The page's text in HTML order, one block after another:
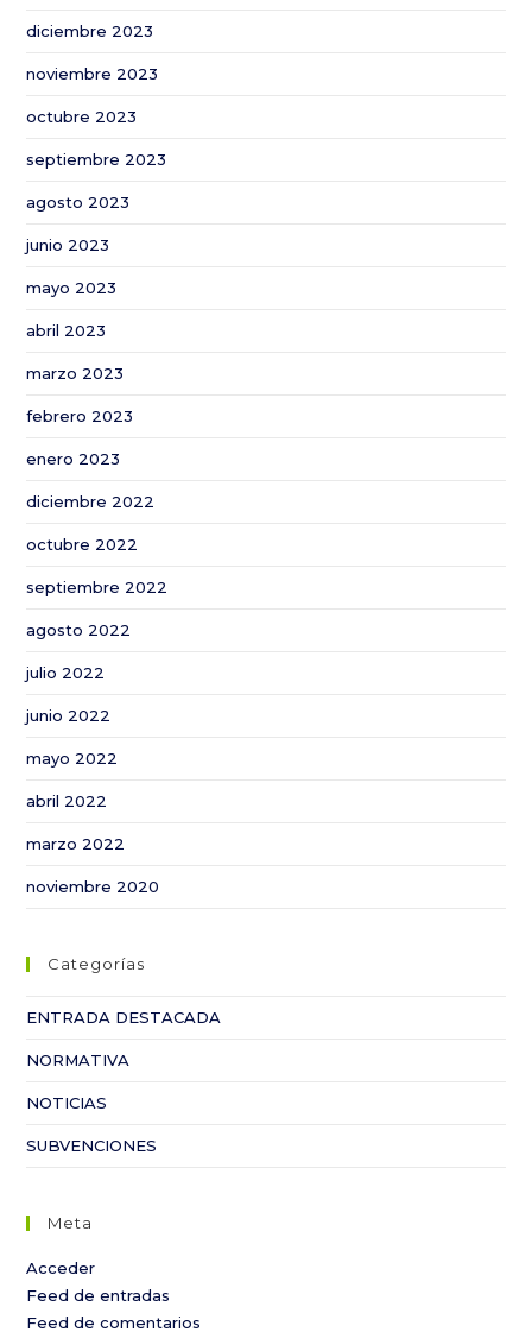
diciembre 2023
noviembre 2023
octubre 2023
septiembre 2023
agosto 2023
junio 2023
mayo 2023
abril 2023
marzo 2023
febrero 2023
enero 2023
diciembre 2022
octubre 2022
septiembre 2022
agosto 2022
julio 2022
junio 2022
mayo 2022
abril 2022
marzo 2022
noviembre 2020
Categorías
ENTRADA DESTACADA
NORMATIVA
NOTICIAS
SUBVENCIONES
Meta
Acceder
Feed de entradas
Feed de comentarios